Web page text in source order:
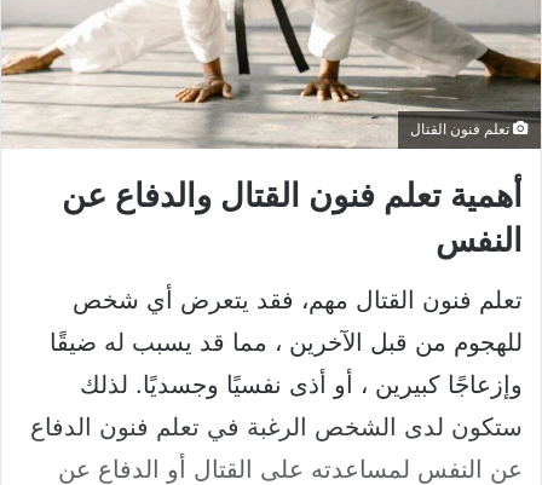
تعلم فنون القتال
أهمية تعلم فنون القتال والدفاع عن
النفس
تعلم فنون القتال مهم، فقد يتعرض أي شخص
للهجوم من قبل الآخرين ، مما قد يسبب له ضيقًا
وإزعاجًا كبيرين ، أو أذى نفسيًا وجسديًا. لذلك
ستكون لدى الشخص الرغبة في تعلم فنون الدفاع
عن النفس لمساعدته على القتال أو الدفاع عن